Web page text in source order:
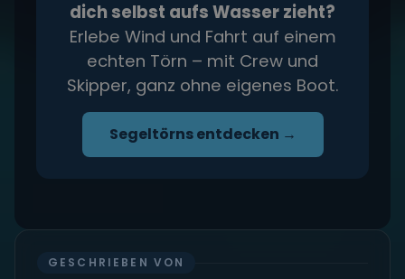
dich selbst aufs Wasser zieht?
Erlebe Wind und Fahrt auf einem
echten Törn – mit Crew und
Skipper, ganz ohne eigenes Boot.
Segeltörns entdecken →
GESCHRIEBEN VON